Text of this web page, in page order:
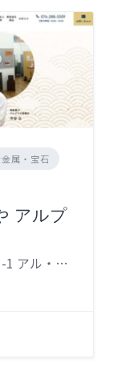
属・宝石
アルプ
石川県 河北郡津幡町北中条1-1 アル・プラザ津幡店 1階